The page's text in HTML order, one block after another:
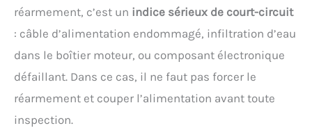
réarmement, c’est un indice sérieux de court-circuit
: câble d’alimentation endommagé, infiltration d’eau
dans le boîtier moteur, ou composant électronique
défaillant. Dans ce cas, il ne faut pas forcer le
réarmement et couper l’alimentation avant toute
inspection.